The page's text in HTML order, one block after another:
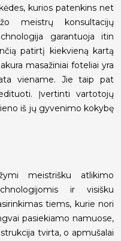
kurios patenkins net
meistrų konsultacijų
garantuoja itin
patirtį kiekvieną kartą
masažiniai foteliai yra
viename. Jie taip pat
Įvertinti vartotojų
iš jų gyvenimo kokybę
meistrišku atlikimo
ir visišku
tiems, kurie nori
pasiekiamo namuose,
tvirta, o apmušalai